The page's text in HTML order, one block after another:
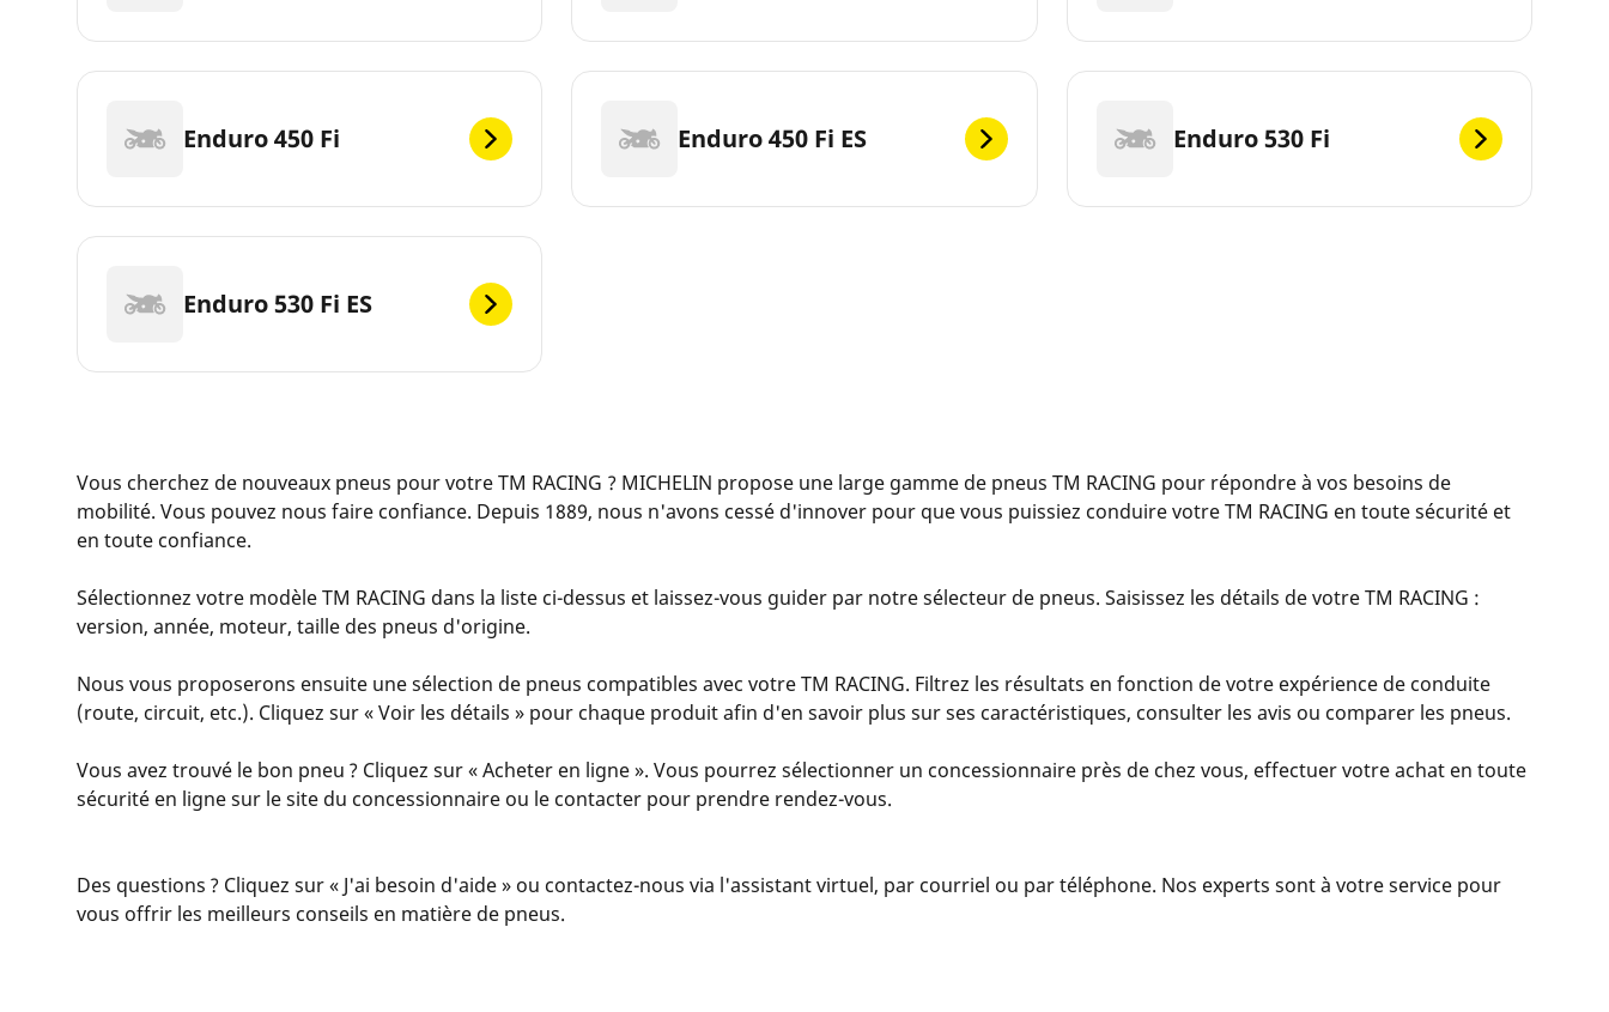
Enduro 450 Fi Enduro 450 Fi ES Enduro 530 Fi
Enduro 530 Fi ES
Vous cherchez de nouveaux pneus pour votre TM RACING ? MICHELIN propose une large gamme de pneus TM RACING pour répondre à vos besoins de
mobilité. Vous pouvez nous faire confiance. Depuis 1889, nous n'avons cessé d'innover pour que vous puissiez conduire votre TM RACING en toute sécurité et
en toute confiance.
Sélectionnez votre modèle TM RACING dans la liste ci-dessus et laissez-vous guider par notre sélecteur de pneus. Saisissez les détails de votre TM RACING :
version, année, moteur, taille des pneus d'origine.
Nous vous proposerons ensuite une sélection de pneus compatibles avec votre TM RACING. Filtrez les résultats en fonction de votre expérience de conduite
(route, circuit, etc.). Cliquez sur « Voir les détails » pour chaque produit afin d'en savoir plus sur ses caractéristiques, consulter les avis ou comparer les pneus.
Vous avez trouvé le bon pneu ? Cliquez sur « Acheter en ligne ». Vous pourrez sélectionner un concessionnaire près de chez vous, effectuer votre achat en toute
sécurité en ligne sur le site du concessionnaire ou le contacter pour prendre rendez-vous.
Des questions ? Cliquez sur « J'ai besoin d'aide » ou contactez-nous via l'assistant virtuel, par courriel ou par téléphone. Nos experts sont à votre service pour
vous offrir les meilleurs conseils en matière de pneus.